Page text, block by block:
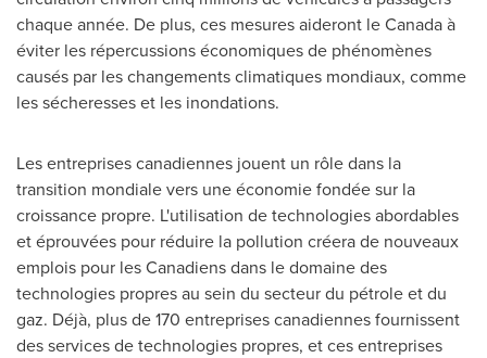
chaque année. De plus, ces mesures aideront le Canada à
éviter les répercussions économiques de phénomènes
causés par les changements climatiques mondiaux, comme
les sécheresses et les inondations.
Les entreprises canadiennes jouent un rôle dans la
transition mondiale vers une économie fondée sur la
croissance propre. L'utilisation de technologies abordables
et éprouvées pour réduire la pollution créera de nouveaux
emplois pour les Canadiens dans le domaine des
technologies propres au sein du secteur du pétrole et du
gaz. Déjà, plus de 170 entreprises canadiennes fournissent
des services de technologies propres, et ces entreprises